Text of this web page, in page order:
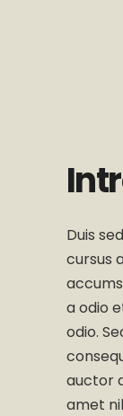
Duis
cursus
a odio
odio.
auctor
amet